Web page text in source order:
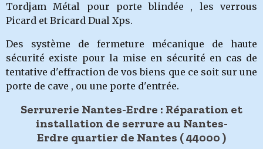
Tordjam Métal pour porte blindée , les verrous
Picard et Bricard Dual Xps.
Des système de fermeture mécanique de haute
sécurité existe pour la mise en sécurité en cas de
tentative d'effraction de vos biens que ce soit sur une
porte de cave , ou une porte d'entrée.
Serrurerie Nantes-Erdre : Réparation et
installation de serrure au Nantes-
Erdre quartier de Nantes ( 44000 )